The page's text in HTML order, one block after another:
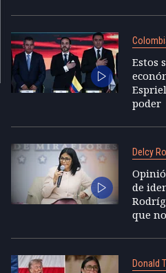
Estos
poder
Delcy
de
que
Donald